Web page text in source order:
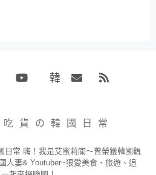
韓
小
賣
貨の韓國日常
日常 嗨！我是艾蜜莉關～曾榮獲韓國觀
人妻& Youtuber~狠愛美食、旅遊、追